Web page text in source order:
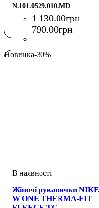
N.101.0529.010.MD
1 130.00грн
790.00грн
Новинка-30%
Жіночі рукавички NIKE
W ONE THERMA-FIT